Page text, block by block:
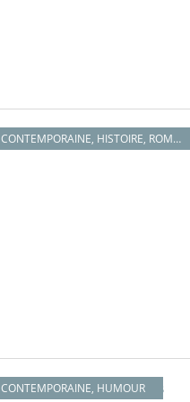
CONTEMPORAINE, HISTOIRE, ROMAN
CONTEMPORAINE, HUMOUR